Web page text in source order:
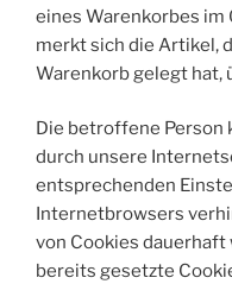
eines Warenkorbes im
merkt sich die Artikel,
Warenkorb gelegt hat,
Die betroffene Person
durch unsere
entsprechenden
Internetbrowsers
von Cookies
bereits gesetzte